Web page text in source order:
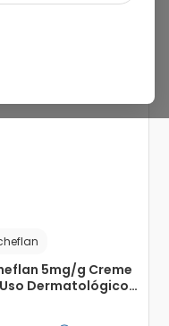
5mg/g Creme
Dermatológico